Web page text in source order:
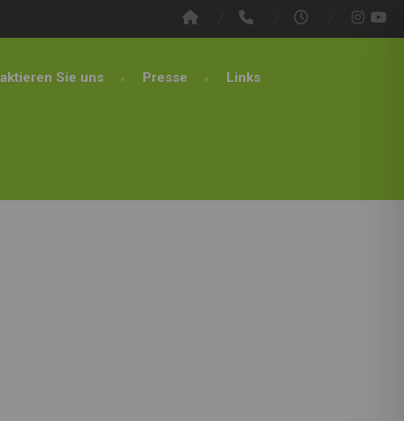
Sie uns Presse Links